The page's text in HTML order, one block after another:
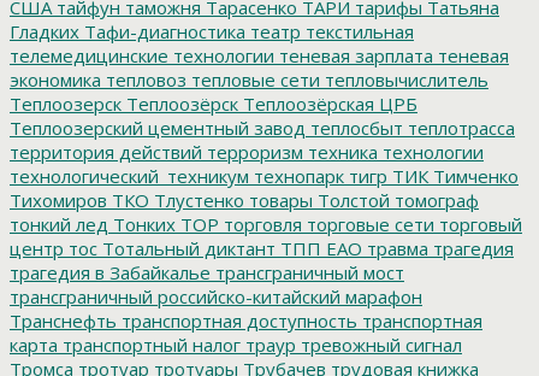
США тайфун таможня Тарасенко ТАРИ тарифы Татьяна
Гладких Тафи-диагностика театр текстильная
телемедицинские технологии теневая зарплата теневая
экономика тепловоз тепловые сети тепловычислитель
Теплоозерск Теплоозёрск Теплоозёрская ЦРБ
Теплоозерский цементный завод теплосбыт теплотрасса
территория действий терроризм техника технологии
технологический_техникум технопарк тигр ТИК Тимченко
Тихомиров ТКО Тлустенко товары Толстой томограф
тонкий лед Тонких ТОР торговля торговые сети торговый
центр тос Тотальный диктант ТПП ЕАО травма трагедия
трагедия в Забайкалье трансграничный мост
трансграничный российско-китайский марафон
Транснефть транспортная доступность транспортная
карта транспортный налог траур тревожный сигнал
Тромса тротуар тротуары Трубачев трудовая книжка